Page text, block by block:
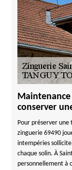
conserver
Pour préserver
zinguerie 69490
intempéries
chaque solin. À
personnellement à